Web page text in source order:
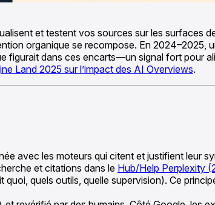
et testent vos sources sur les surfaces
organique se recompose. En 2024–2025,
figurait dans ces encarts—un signal fort pour
Land 2025 sur l’impact des AI Overviews.
avec les moteurs qui citent et justifient leur
et citations dans le Hub/Help Perplexity
quels outils, quelle supervision). Ce